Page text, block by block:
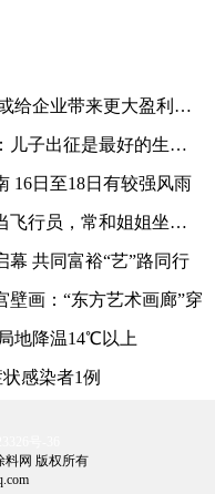
企业带来更大盈利空间
出征是最好的生日礼物
16日至18日有较强风雨
员，常和姐姐坐在石板
幕 共同富裕“艺”路同行
壁画：“东方艺术画廊”穿
地降温14℃以上
感染者1例
料网 版权所有